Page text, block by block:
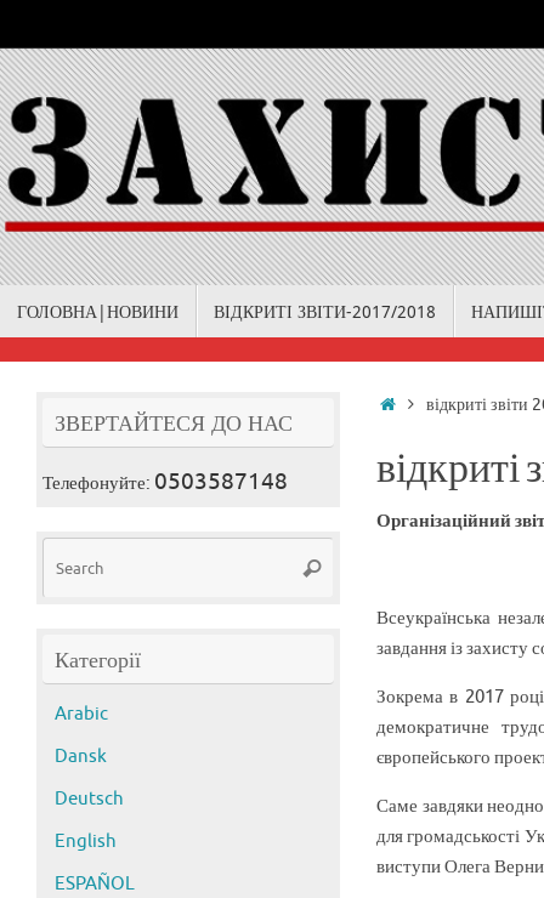
to
content
ГОЛОВНА|НОВИНИ ВІДКРИТІ ЗВІТИ-2017/2018
Homeвідкриті звіти
відкриті
Організаційний
Всеукраїнська
завдання із захисту
Зокрема в 2017
демократичне
європейського
Саме завдяки
для громадськості
виступи Олега
ЗВЕРТАЙТЕСЯ ДО НАС
Телефонуйте: 0503587148
Search
Категорії
Arabic
Dansk
Deutsch
English
ESPAÑOL